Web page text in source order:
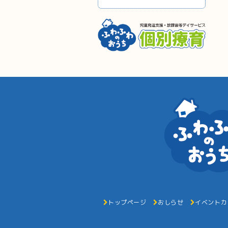
トップページ おしらせ イベント